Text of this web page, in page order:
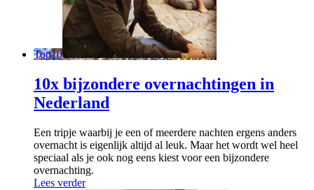
Top10
10x bijzondere overnachtingen in
Nederland
Een tripje waarbij je een of meerdere nachten ergens anders
overnacht is eigenlijk altijd al leuk. Maar het wordt wel heel
speciaal als je ook nog eens kiest voor een bijzondere
overnachting.
Lees verder